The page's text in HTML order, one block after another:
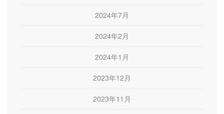
2024年7月
2024年2月
2024年1月
2023年12月
2023年11月